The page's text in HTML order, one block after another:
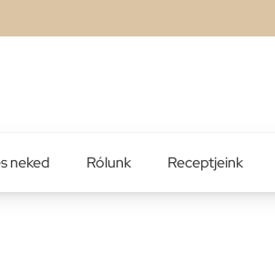
neked Rólunk Receptjeink